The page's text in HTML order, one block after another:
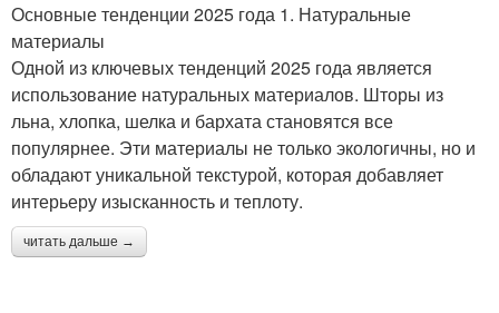
Основные тенденции 2025 года 1. Натуральные
материалы
Одной из ключевых тенденций 2025 года является
использование натуральных материалов. Шторы из
льна, хлопка, шелка и бархата становятся все
популярнее. Эти материалы не только экологичны, но и
обладают уникальной текстурой, которая добавляет
интерьеру изысканность и теплоту.
читать дальше →